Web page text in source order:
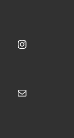
Instagram
メール